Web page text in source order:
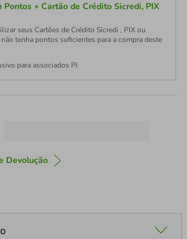
Pontos + Cartão de Crédito Sicredi, PIX
seus Cartões de Crédito Sicredi , PIX ou
tenha pontos suficientes para a compra deste
para associados PJ
Devolução